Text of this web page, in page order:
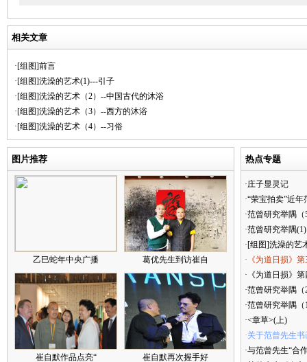
相关文章
·[组图]前言
·[组图]洗澡的艺术(1)---引子
·[组图]洗澡的艺术（2）--中国古代的沐浴
·[组图]洗澡的艺术（3）--西方的沐浴
·[组图]洗澡的艺术（4）--习俗
图片推荐
乙巳蛇年中央广播 葛优先生到访崔自
崔自默作品点亮“ 崔自默再次握手好
热点专题
·庄子显灵记
·“荣宝拍卖”近
·范曾研究举隅（
·范曾研究举隅(1)
·[组图]洗澡的艺
·《为道日损》
·《为道日损》
·范曾研究举隅（
·范曾研究举隅（
·<章草>(上)
·关于范曾先生
·与范曾先生“合